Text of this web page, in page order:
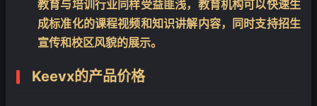
教育与培训行业同样受益匪浅，教育机构可以快速生
成标准化的课程视频和知识讲解内容，同时支持招生
宣传和校区风貌的展示。
Keevx的产品价格